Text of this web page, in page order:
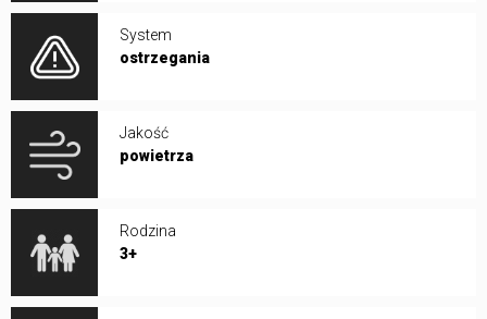
System
ostrzegania
Jakość
powietrza
Rodzina
3+